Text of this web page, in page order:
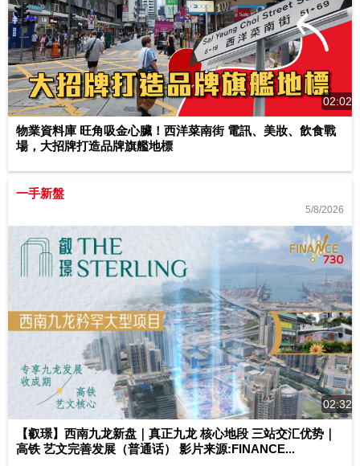
02:02
物業資料庫 旺角吸金心臟！西洋菜南街 電訊、美妝、飲食戰
場，大招牌打造品牌旗艦地標
一手新盤
5/8/2026
02:32
【叡璟】西南九龙新盘｜真正九龙 核心地段 三站交汇优势｜
高铁 艺文完善发展（普通话） 影片来源:FINANCE...